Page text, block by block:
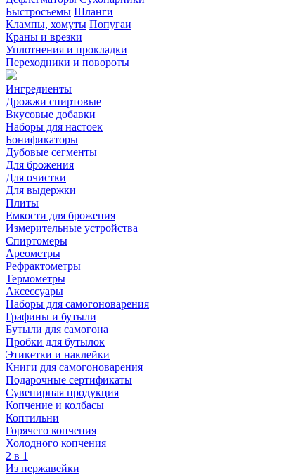
Быстросъемы Шланги
Клампы, хомуты Попугаи
Краны и врезки
Уплотнения и прокладки
Переходники и повороты
Ингредиенты
Дрожжи спиртовые
Вкусовые добавки
Наборы для настоек
Бонификаторы
Дубовые сегменты
Для брожения
Для очистки
Для выдержки
Плиты
Емкости для брожения
Измерительные устройства
Спиртомеры
Ареометры
Рефрактометры
Термометры
Аксессуары
Наборы для самогоноварения
Графины и бутыли
Бутыли для самогона
Пробки для бутылок
Этикетки и наклейки
Книги для самогоноварения
Подарочные сертификаты
Сувенирная продукция
Копчение и колбасы
Коптильни
Горячего копчения
Холодного копчения
2 в 1
Из нержавейки